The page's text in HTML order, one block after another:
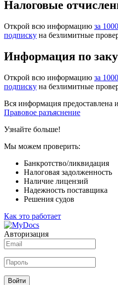
Налоговые
Открой всю информацию за
подписку на безлимитные
Информация по
Открой всю информацию за
подписку на безлимитные
Вся информация предоставлена
Правовое разъяснение
Узнайте больше!
Мы можем проверить:
Банкротство/ликвидация
Налоговая задолженность
Наличие лицензий
Надежность поставщика
Решения судов
Как это работает
Авторизация
Войти